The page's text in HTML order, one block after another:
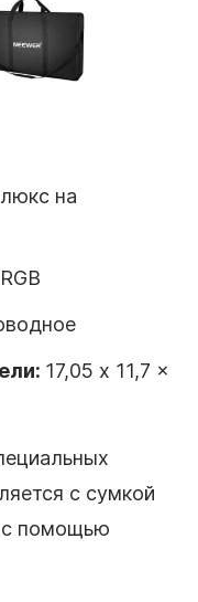
на
17,05 x 11,7 x
с сумкой
с помощью